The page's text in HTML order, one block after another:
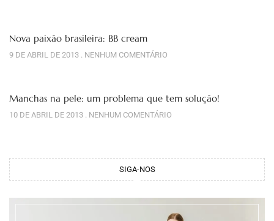
Nova paixão brasileira: BB cream
9 DE ABRIL DE 2013 NENHUM COMENTÁRIO
Manchas na pele: um problema que tem solução!
10 DE ABRIL DE 2013 NENHUM COMENTÁRIO
SIGA-NOS